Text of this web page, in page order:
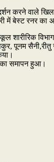
करने वाले
बेस्ट रनर का
विभाग
पूनम
समापन हुआ।